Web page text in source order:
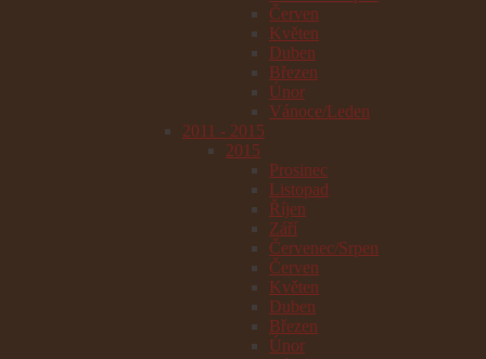
Červen
Květen
Duben
Březen
Únor
Vánoce/Leden
2011 - 2015
2015
Prosinec
Listopad
Říjen
Září
Červenec/Srpen
Červen
Květen
Duben
Březen
Únor